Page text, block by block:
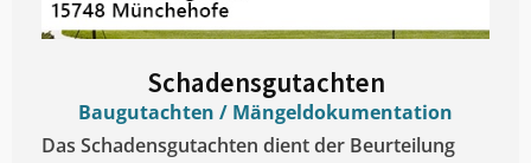
Schadensgutachten
Baugutachten / Mängeldokumentation
Das Schadensgutachten dient der Beurteilung